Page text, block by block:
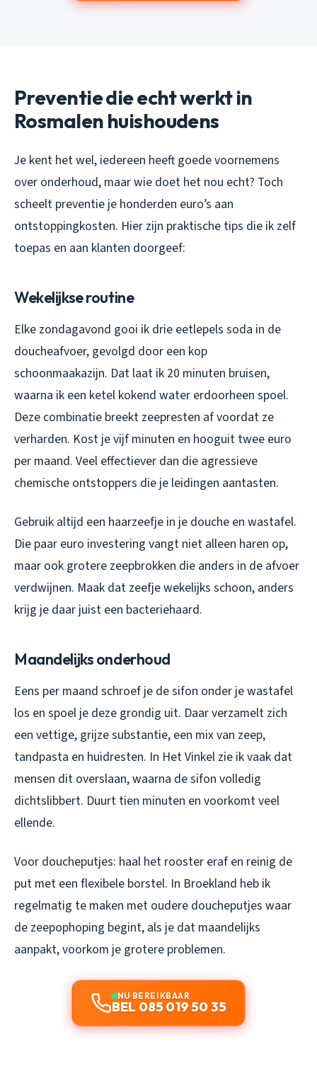
Preventie die echt werkt in
Rosmalen huishoudens
Je kent het wel, iedereen heeft goede voornemens
over onderhoud, maar wie doet het nou echt? Toch
scheelt preventie je honderden euro’s aan
ontstoppingkosten. Hier zijn praktische tips die ik zelf
toepas en aan klanten doorgeef:
Wekelijkse routine
Elke zondagavond gooi ik drie eetlepels soda in de
doucheafvoer, gevolgd door een kop
schoonmaakazijn. Dat laat ik 20 minuten bruisen,
waarna ik een ketel kokend water erdoorheen spoel.
Deze combinatie breekt zeepresten af voordat ze
verharden. Kost je vijf minuten en hooguit twee euro
per maand. Veel effectiever dan die agressieve
chemische ontstoppers die je leidingen aantasten.
Gebruik altijd een haarzeefje in je douche en wastafel.
Die paar euro investering vangt niet alleen haren op,
maar ook grotere zeepbrokken die anders in de afvoer
verdwijnen. Maak dat zeefje wekelijks schoon, anders
krijg je daar juist een bacteriehaard.
Maandelijks onderhoud
Eens per maand schroef je de sifon onder je wastafel
los en spoel je deze grondig uit. Daar verzamelt zich
een vettige, grijze substantie, een mix van zeep,
tandpasta en huidresten. In Het Vinkel zie ik vaak dat
mensen dit overslaan, waarna de sifon volledig
dichtslibbert. Duurt tien minuten en voorkomt veel
ellende.
Voor doucheputjes: haal het rooster eraf en reinig de
put met een flexibele borstel. In Broekland heb ik
regelmatig te maken met oudere doucheputjes waar
de zeepophoping begint, als je dat maandelijks
aanpakt, voorkom je grotere problemen.
NU BEREIKBAAR
BEL 085 019 50 35